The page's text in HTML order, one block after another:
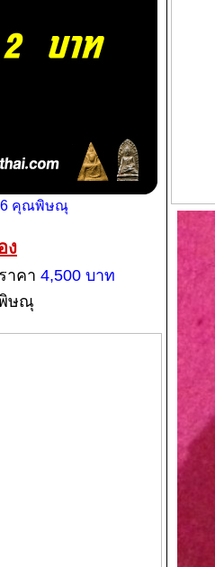
คุณพิษณุ
ง
าคา 4,500 บาท
พิษณุ